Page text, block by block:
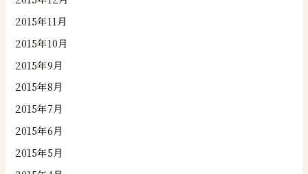
2015年11月
2015年10月
2015年9月
2015年8月
2015年7月
2015年6月
2015年5月